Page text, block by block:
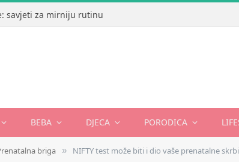
savjeti za mirniju rutinu
BEBA DJECA PORODICA
briga » NIFTY test može biti i dio vaše prenatalne skrbi